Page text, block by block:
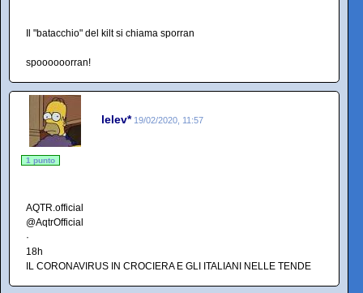
Il "batacchio" del kilt si chiama sporran
spoooooorran!
lelev* 19/02/2020, 11:57
1 punto
AQTR.official
@AqtrOfficial
·
18h
IL CORONAVIRUS IN CROCIERA E GLI ITALIANI NELLE TENDE